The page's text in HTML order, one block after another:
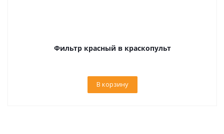
Фильтр красный в краскопульт
В корзину